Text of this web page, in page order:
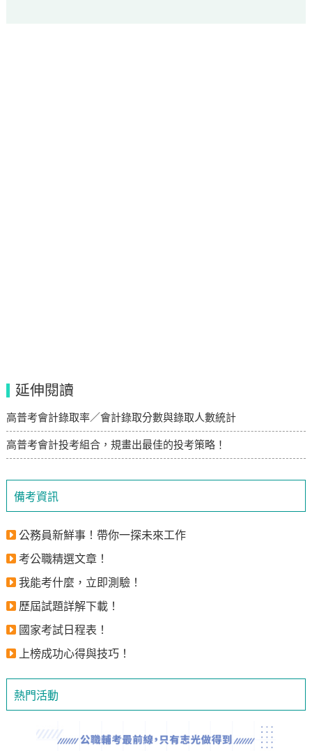
備考資訊
公務員新鮮事！帶你一探未來工作
考公職精選文章！
我能考什麼，立即測驗！
歷屆試題詳解下載！
國家考試日程表！
上榜成功心得與技巧！
熱門活動
延伸閱讀
高普考會計錄取率／會計錄取分數與錄取人數統計
高普考會計投考組合，規畫出最佳的投考策略！